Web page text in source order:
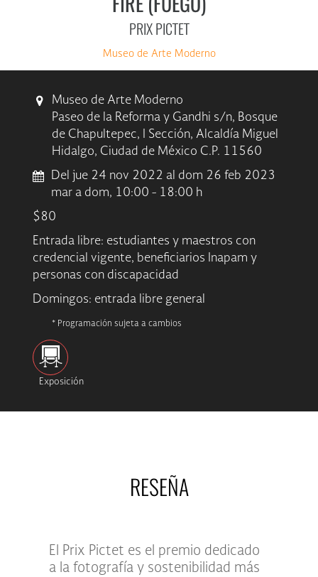
PRIX PICTET
Museo de Arte Moderno
Museo de Arte Moderno
Paseo de la Reforma y Gandhi s/n, Bosque
de Chapultepec, I Sección, Alcaldía Miguel
Hidalgo, Ciudad de México C.P. 11560
Del jue 24 nov 2022 al dom 26 feb 2023
mar a dom, 10:00 - 18:00 h
$80
Entrada libre: estudiantes y maestros con
credencial vigente, beneficiarios Inapam y
personas con discapacidad
Domingos: entrada libre general
* Programación sujeta a cambios
Exposición
RESEÑA
El Prix Pictet es el premio dedicado
a la fotografía y sostenibilidad más